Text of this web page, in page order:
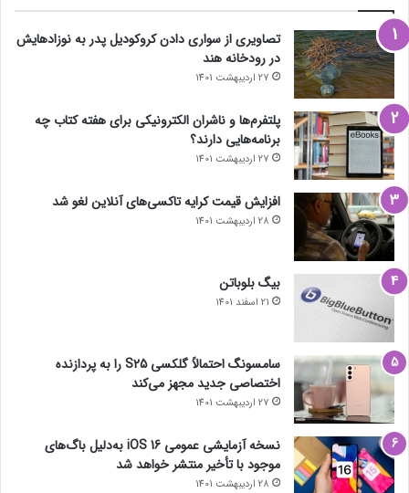
تصاویری از سواری دادن کروکودیل پدر به نوزادهایش
در رودخانه هند
27 اردیبهشت 1401
پلتفرم‌ها و ناشران الکترونیکی برای هفته کتاب چه
برنامه‌هایی دارند؟
27 اردیبهشت 1401
افزایش قیمت کرایه تاکسی‌های آنلاین لغو شد
28 اردیبهشت 1401
بیگ بلوباتن
21 اسفند 1401
سامسونگ احتمالاً گلکسی S25 را به پردازنده
اختصاصی جدید مجهز می‌کند
27 اردیبهشت 1401
نسخه آزمایشی عمومی iOS 16 به‌دلیل باگ‌های
موجود با تأخیر منتشر خواهد شد
28 اردیبهشت 1401